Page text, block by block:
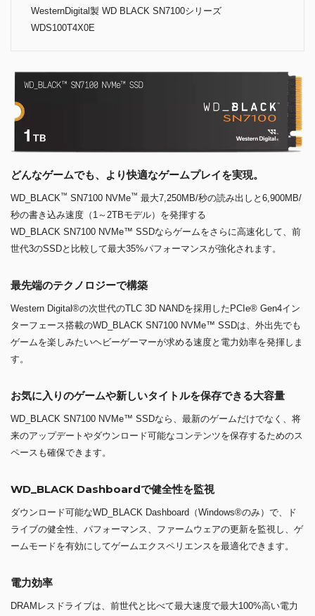
WesternDigital製 WD BLACK SN7100シリーズ
WDS100T4X0E
どんなゲームでも、より快適なゲームプレイを実現。
WD_BLACK™ SN7100 NVMe™ 最大7,250MB/秒の読み出しと6,900MB/
秒の書き込み速度（1～2TBモデル）を発揮する
WD_BLACK SN7100 NVMe™ SSDならゲームをさらに高速化して、前
世代3のSSDと比較して最大35%パフォーマンスが強化されます。
最先端のテクノロジーで構築
Western Digital®の次世代のTLC 3D NANDを採用したPCIe® Gen4イン
ターフェース搭載のWD_BLACK SN7100 NVMe™ SSDは、外出先でも
ゲームを楽しみたいヘビーゲーマーが求める速度と電力効率を発揮しま
す。
お気に入りのゲームや新しいタイトルを保存できる大容量
WD_BLACK SN7100 NVMe™ SSDなら、最新のゲームだけでなく、将
来のアップデートやダウンロード可能なコンテンツを保存するためのス
ペースも確保できます。
WD_BLACK Dashboardで健全性を監視
ダウンロード可能なWD_BLACK Dashboard（Windows®のみ）で、ド
ライブの健全性、パフォーマンス、ファームウェアの更新を監視し、ゲ
ームモードを有効にしてゲームエクスペリエンスを最適化できます。
電力効率
DRAMレスドライブは、前世代と比べて最大速度で最大100%高い電力